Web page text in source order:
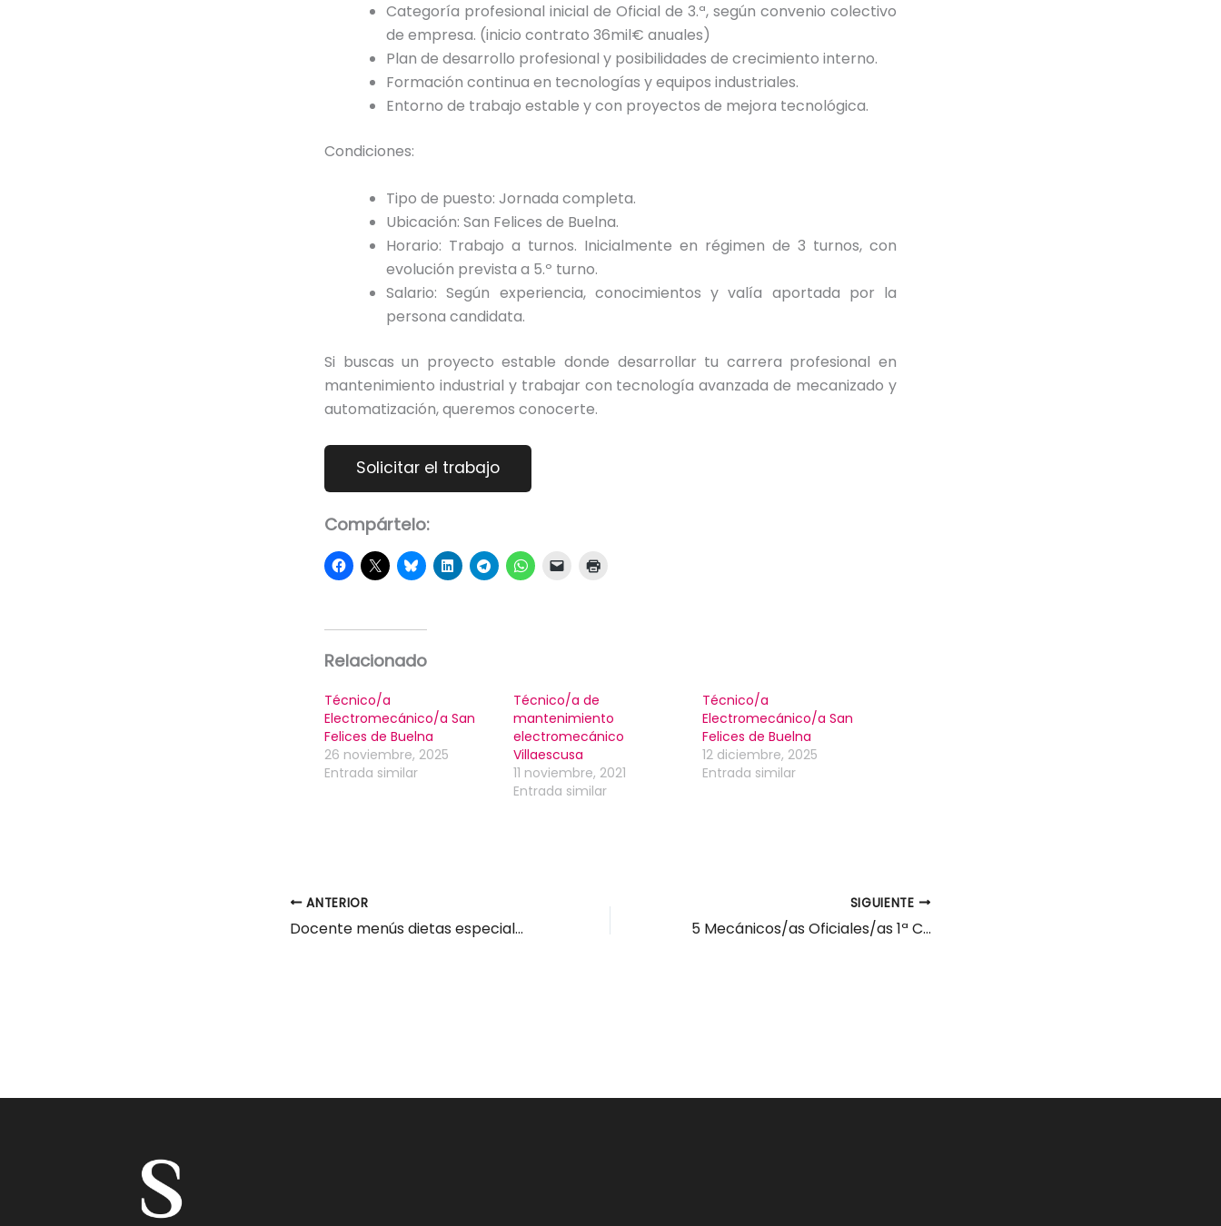
Categoría profesional inicial de Oficial de 3.ª, según convenio colectivo
de empresa. (inicio contrato 36mil€ anuales)
Plan de desarrollo profesional y posibilidades de crecimiento interno.
Formación continua en tecnologías y equipos industriales.
Entorno de trabajo estable y con proyectos de mejora tecnológica.
Condiciones:
Tipo de puesto: Jornada completa.
Ubicación: San Felices de Buelna.
Horario: Trabajo a turnos. Inicialmente en régimen de 3 turnos, con
evolución prevista a 5.º turno.
Salario: Según experiencia, conocimientos y valía aportada por la
persona candidata.
Si buscas un proyecto estable donde desarrollar tu carrera profesional en
mantenimiento industrial y trabajar con tecnología avanzada de mecanizado y
automatización, queremos conocerte.
Compártelo:
Relacionado
Técnico/a
Electromecánico/a San
Felices de Buelna
26 noviembre, 2025
Entrada similar
Técnico/a de
mantenimiento
electromecánico
Villaescusa
11 noviembre, 2021
Entrada similar
Técnico/a
Electromecánico/a San
Felices de Buelna
12 diciembre, 2025
Entrada similar
ANTERIOR
Docente menús dietas especiales Torrelavega
SIGUIENTE
5 Mecánicos/as Oficiales/as 1ª Cantabria